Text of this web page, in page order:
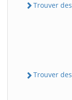
Trouver des
Trouver